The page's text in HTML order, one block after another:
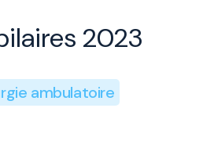
2023
ambulatoire